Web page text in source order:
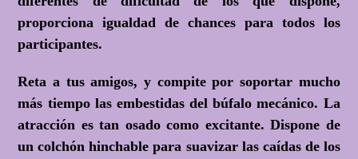
proporciona igualdad de chances para todos los
participantes.
Reta a tus amigos, y compite por soportar mucho
más tiempo las embestidas del búfalo mecánico. La
atracción es tan osado como excitante. Dispone de
un colchón hinchable para suavizar las caídas de los